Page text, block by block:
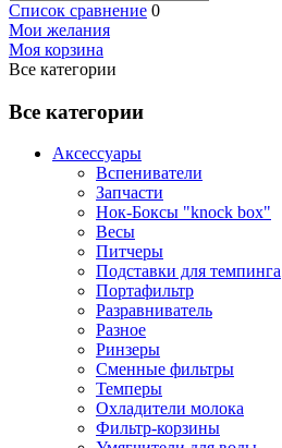
Список сравнение 0
Мои желания
Моя корзина
Все категории
Все категории
Аксессуары
Вспениватели
Запчасти
Нок-Боксы "knock box"
Весы
Питчеры
Подставки для темпинга
Портафильтр
Разравниватель
Разное
Ринзеры
Сменные фильтры
Темперы
Охладители молока
Фильтр-корзины